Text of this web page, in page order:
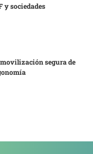
y sociedades
segura de